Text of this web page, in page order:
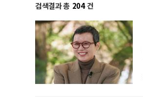
검색결과 총 204 건